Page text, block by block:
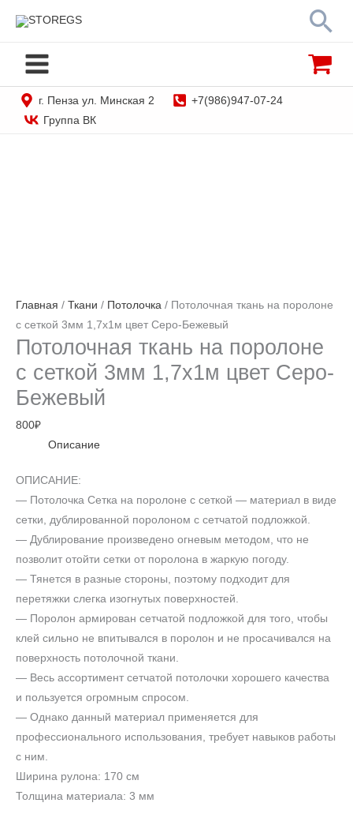
г. Пенза ул. Минская 2
+7(986)947-07-24
Группа ВК
Главная / Ткани / Потолочка / Потолочная ткань на поролоне
с сеткой 3мм 1,7х1м цвет Серо-Бежевый
Потолочная ткань на поролоне
с сеткой 3мм 1,7х1м цвет Серо-
Бежевый
800₽
Описание
ОПИСАНИЕ:
— Потолочка Сетка на поролоне с сеткой — материал в виде
сетки, дублированной поролоном с сетчатой подложкой.
— Дублирование произведено огневым методом, что не
позволит отойти сетки от поролона в жаркую погоду.
— Тянется в разные стороны, поэтому подходит для
перетяжки слегка изогнутых поверхностей.
— Поролон армирован сетчатой подложкой для того, чтобы
клей сильно не впитывался в поролон и не просачивался на
поверхность потолочной ткани.
— Весь ассортимент сетчатой потолочки хорошего качества
и пользуется огромным спросом.
— Однако данный материал применяется для
профессионального использования, требует навыков работы
с ним.
Ширина рулона: 170 см
Толщина материала: 3 мм